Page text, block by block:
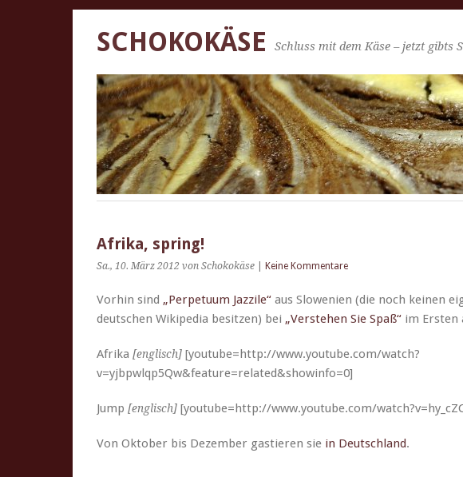
SCHOKOKÄSE Schluss mit dem Käse – jetzt gibts
Afrika, spring!
Sa., 10. März 2012 von Schokokäse Keine Kommentare
Vorhin sind „Per­petu­um Jazz­ile“ aus Slowe­nien (die noch keinen
deutschen Wikipedia besitzen) bei „Ver­ste­hen Sie Spaß“ im Ersten
Afri­ka [englisch] [youtube=http://www.youtube.com/watch?
v=yjbpwlqp5Qw&feature=related&showinfo=0]
Jump [englisch] [youtube=http://www.youtube.com/
Von Okto­ber bis Dezem­ber gastieren sie in Deutsch­land.